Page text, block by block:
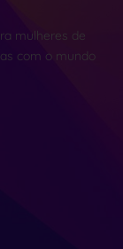
mulheres de
com o mundo